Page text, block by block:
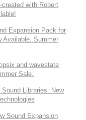
with Robert
Expansion Pack for
Available. Summer
and wavestate
Sale.
Libraries: New
Sound Expansion